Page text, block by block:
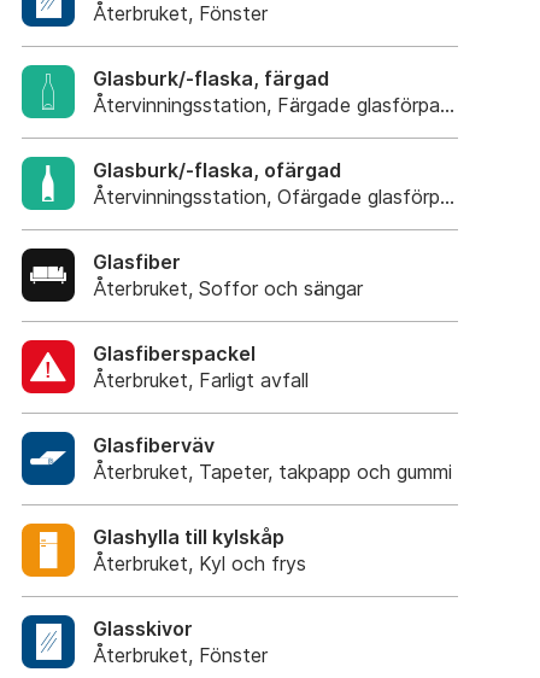
Återbruket, Fönster
Glasburk/-flaska, färgad
Återvinningsstation, Färgade glasförpackningar
Glasburk/-flaska, ofärgad
Återvinningsstation, Ofärgade glasförpackning
Glasfiber
Återbruket, Soffor och sängar
Glasfiberspackel
Återbruket, Farligt avfall
Glasfiberväv
Återbruket, Tapeter, takpapp och gummi
Glashylla till kylskåp
Återbruket, Kyl och frys
Glasskivor
Återbruket, Fönster